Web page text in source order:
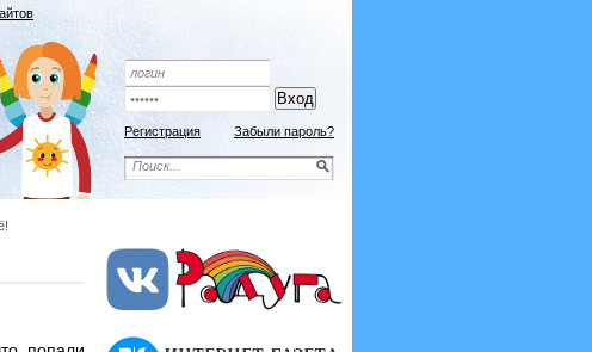
Регистрация Забыли пароль?